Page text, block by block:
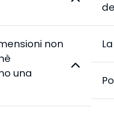
non
una